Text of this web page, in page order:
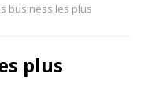
business les plus
plus